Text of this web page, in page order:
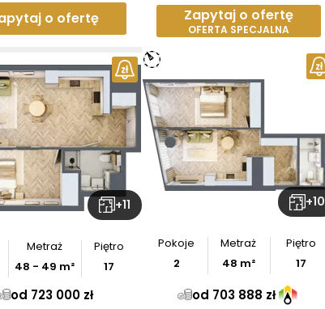
o ofertę Zapytaj o ofertę
OFERTA SPECJALNA
+11
Metraż
48 - 49 m²
Piętro
17
od 723 000 zł
+10
Pokoje
2
Metraż
48 m²
Piętro
17
od 703 888 zł